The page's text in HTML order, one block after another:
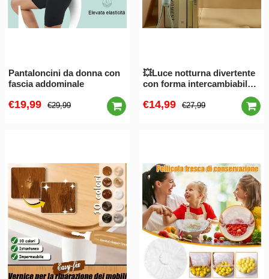
Pantaloncini da donna con
fascia addominale
€19,99 €29,99
💥Luce notturna divertente
con forma intercambiabile a
€14,99 €27,99